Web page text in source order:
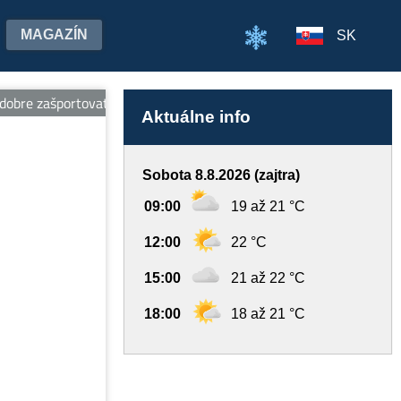
MAGAZÍN SK
-- Makovica je najdlhšou zjazdovkou
Aktuálne info
Sobota 8.8.2026 (zajtra)
09:00 19 až 21 °C
12:00 22 °C
15:00 21 až 22 °C
18:00 18 až 21 °C